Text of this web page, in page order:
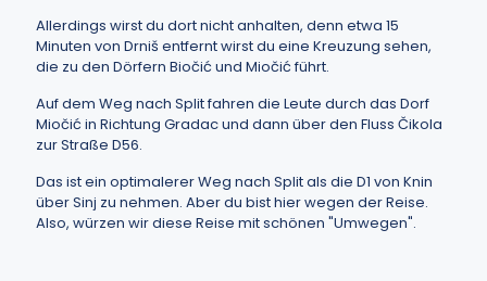
Allerdings wirst du dort nicht anhalten, denn etwa 15
Minuten von Drniš entfernt wirst du eine Kreuzung sehen,
die zu den Dörfern Biočić und Miočić führt.
Auf dem Weg nach Split fahren die Leute durch das Dorf
Miočić in Richtung Gradac und dann über den Fluss Čikola
zur Straße D56.
Das ist ein optimalerer Weg nach Split als die D1 von Knin
über Sinj zu nehmen. Aber du bist hier wegen der Reise.
Also, würzen wir diese Reise mit schönen "Umwegen".